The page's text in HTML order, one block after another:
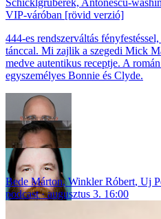
VIP-váróban [rövid verzió]
444-es rendszerváltás
tánccal. Mi zajlik a szegedi Mick
medve autentikus receptje. A
egyszemélyes Bonnie és Clyde.
Bede Márton,Winkler Róbert, Uj
podcast
augusztus 3. 16:00